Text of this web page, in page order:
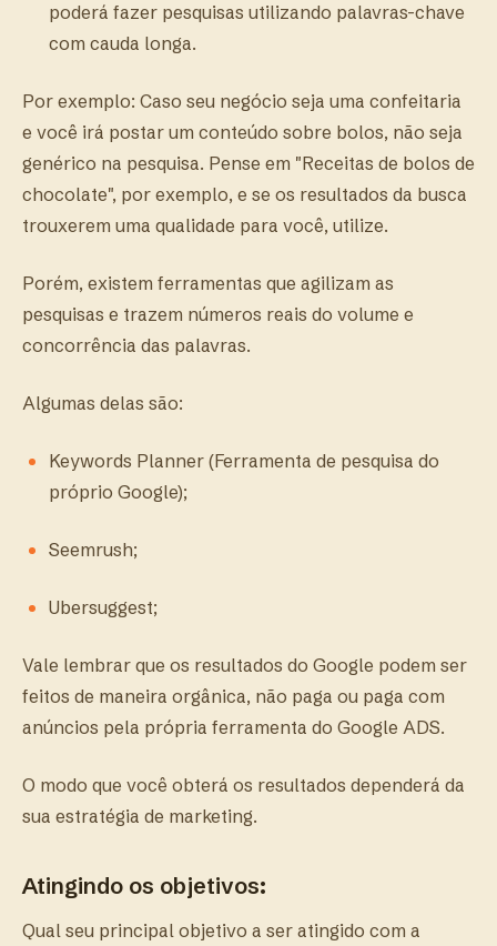
poderá fazer pesquisas utilizando palavras-chave
com cauda longa.
Por exemplo: Caso seu negócio seja uma confeitaria
e você irá postar um conteúdo sobre bolos, não seja
genérico na pesquisa. Pense em "Receitas de bolos de
chocolate", por exemplo, e se os resultados da busca
trouxerem uma qualidade para você, utilize.
Porém, existem ferramentas que agilizam as
pesquisas e trazem números reais do volume e
concorrência das palavras.
Algumas delas são:
Keywords Planner (Ferramenta de pesquisa do
próprio Google);
Seemrush;
Ubersuggest;
Vale lembrar que os resultados do Google podem ser
feitos de maneira orgânica, não paga ou paga com
anúncios pela própria ferramenta do Google ADS.
O modo que você obterá os resultados dependerá da
sua estratégia de marketing.
Atingindo os objetivos:
Qual seu principal objetivo a ser atingido com a